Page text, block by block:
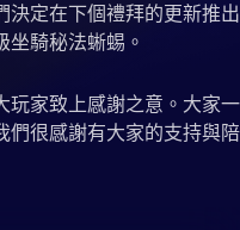
決定在下個禮拜的更新推出
坐騎秘法蜥蜴。
玩家致上感謝之意。大家一
們很感謝有大家的支持與陪